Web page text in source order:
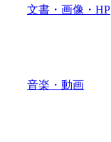
文書・画像・HP
音楽・動画